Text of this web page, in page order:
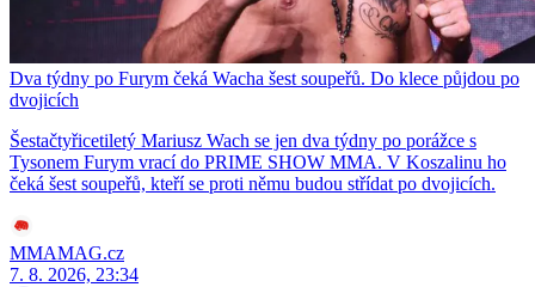
Dva týdny po Furym čeká Wacha šest soupeřů. Do klece půjdou po
dvojicích
Šestačtyřicetiletý Mariusz Wach se jen dva týdny po porážce s
Tysonem Furym vrací do PRIME SHOW MMA. V Koszalinu ho
čeká šest soupeřů, kteří se proti němu budou střídat po dvojicích.
MMAMAG.cz
7. 8. 2026, 23:34